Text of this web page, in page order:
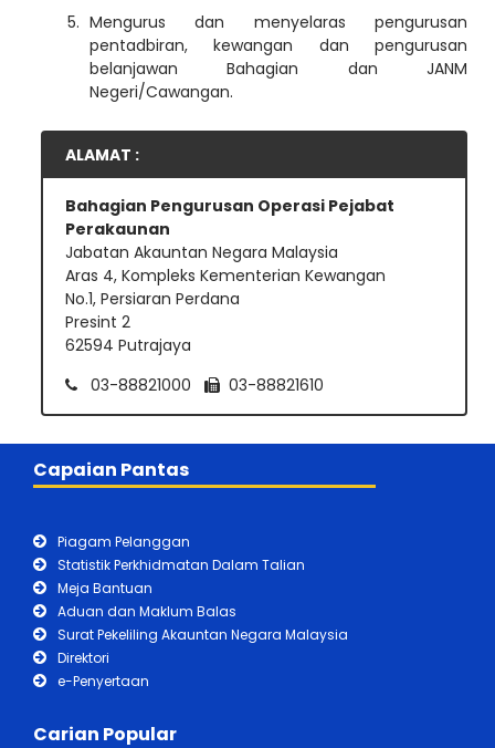
Mengurus dan menyelaras pengurusan
pentadbiran, kewangan dan pengurusan
belanjawan Bahagian dan JANM
Negeri/Cawangan.
ALAMAT :
Bahagian Pengurusan Operasi Pejabat
Perakaunan
Jabatan Akauntan Negara Malaysia
Aras 4, Kompleks Kementerian Kewangan
No.1, Persiaran Perdana
Presint 2
62594 Putrajaya
03-88821000
03-88821610
Capaian Pantas
Piagam Pelanggan
Statistik Perkhidmatan Dalam Talian
Meja Bantuan
Aduan dan Maklum Balas
Surat Pekeliling Akauntan Negara Malaysia
Direktori
e-Penyertaan
Carian Popular